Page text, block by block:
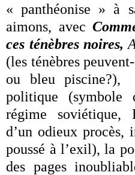
« panthéonise » à
aimons, avec
ces ténèbres noires,
(les ténèbres
ou bleu piscine?),
politique (symbole
régime
d’un odieux procès,
poussé à l’exil), la
des pages